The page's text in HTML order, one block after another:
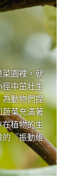
菜園裡，就
中茁壯生
為動物們提
蔬菜充滿著
植物的生
的『振動維